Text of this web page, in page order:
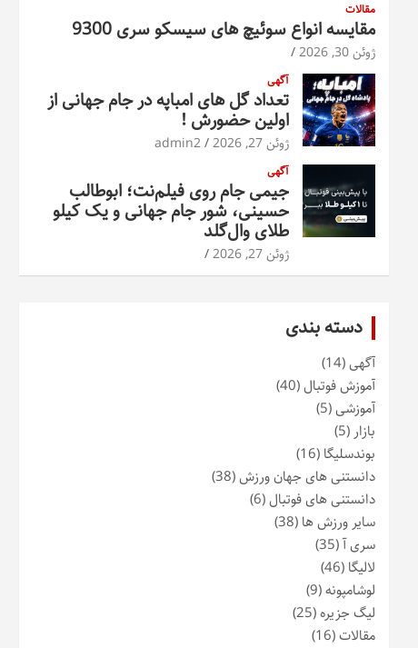
مقالات
مقایسه انواع سوئیچ های سیسکو سری 9300
ژوئن 30, 2026
آگهی
تعداد گل های امباپه در جام جهانی از
اولین حضورش !
ژوئن 27, 2026 admin2
آگهی
جیمی جام روی فیلم‌نت؛ ابوطالب
حسینی، شور جام جهانی و یک کیلو
طلای وال‌گلد
ژوئن 27, 2026
دسته بندی
آگهی(14)
آموزش فوتبال(40)
آموزشی(5)
بازار (5)
بوندسلیگا (16)
دانستنی های جهان ورزش(38)
دانستنی های فوتبال(6)
سایر ورزش ها (38)
سری آ(35)
لالیگا (46)
لوشامپونه(9)
لیگ جزیره(25)
مقالات(16)